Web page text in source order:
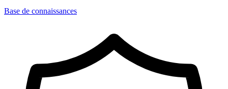
Base de connaissances